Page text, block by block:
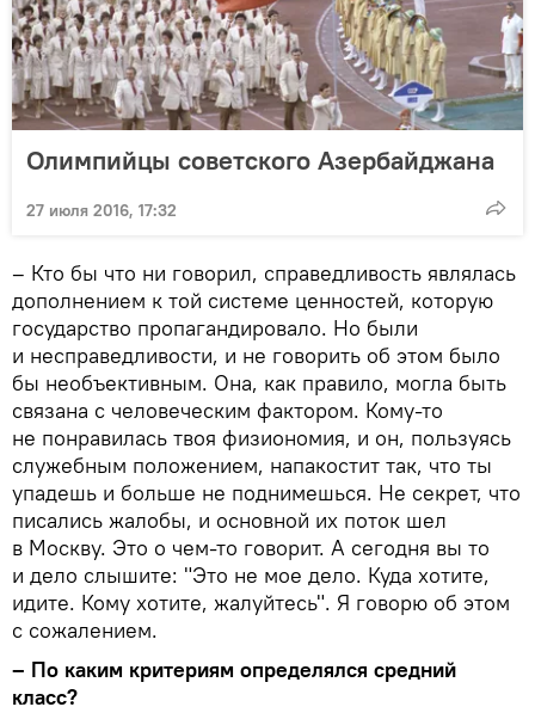
Олимпийцы советского Азербайджана
27 июля 2016, 17:32
– Кто бы что ни говорил, справедливость являлась
дополнением к той системе ценностей, которую
государство пропагандировало. Но были
и несправедливости, и не говорить об этом было
бы необъективным. Она, как правило, могла быть
связана с человеческим фактором. Кому-то
не понравилась твоя физиономия, и он, пользуясь
служебным положением, напакостит так, что ты
упадешь и больше не поднимешься. Не секрет, что
писались жалобы, и основной их поток шел
в Москву. Это о чем-то говорит. А сегодня вы то
и дело слышите: "Это не мое дело. Куда хотите,
идите. Кому хотите, жалуйтесь". Я говорю об этом
с сожалением.
– По каким критериям определялся средний
класс?